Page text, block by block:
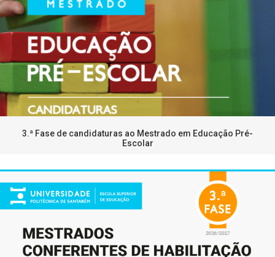
3.ª Fase de candidaturas ao Mestrado em Educação Pré-
Escolar